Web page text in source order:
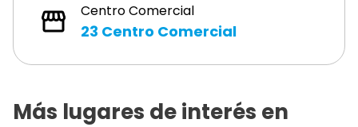
Centro Comercial
23 Centro Comercial
Más lugares de interés en